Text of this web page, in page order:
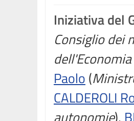
Iniziativa del
Consiglio dei
Paolo (
CALDEROLI